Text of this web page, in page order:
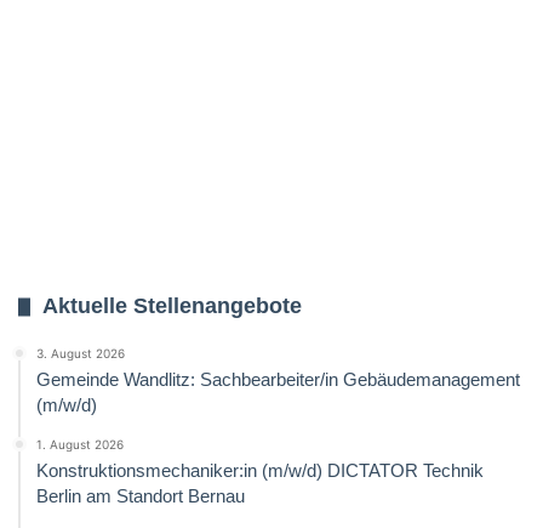
Aktuelle Stellenangebote
3. August 2026
Gemeinde Wandlitz: Sachbearbeiter/in Gebäudemanagement
(m/w/d)
1. August 2026
Konstruktionsmechaniker:in (m/w/d) DICTATOR Technik
Berlin am Standort Bernau